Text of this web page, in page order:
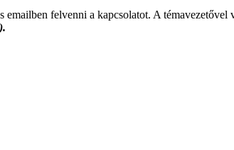
felvenni a kapcsolatot. A
).